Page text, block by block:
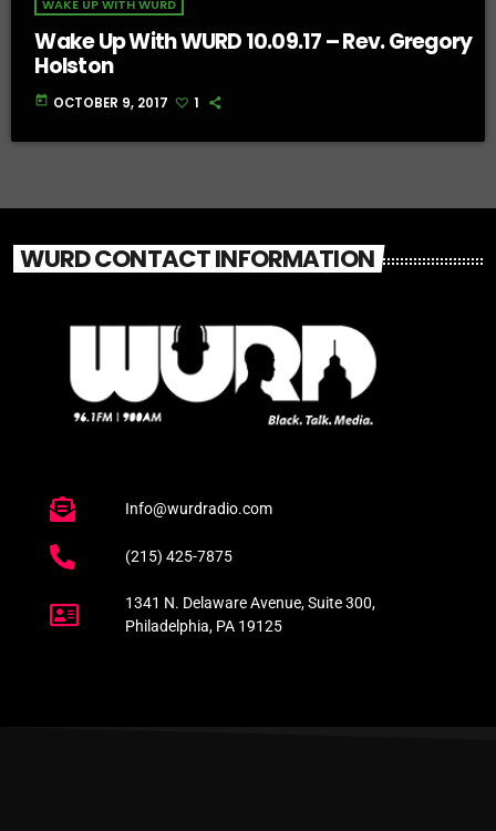
WAKE UP WITH WURD
Wake Up With WURD 10.09.17 – Rev. Gregory
Holston
today OCTOBER 9, 2017 1
WURD CONTACT INFORMATION
Info@wurdradio.com
(215) 425-7875
1341 N. Delaware Avenue, Suite 300,
Philadelphia, PA 19125